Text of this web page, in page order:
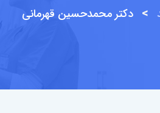
> دکتر محمدحسین قهرمانی